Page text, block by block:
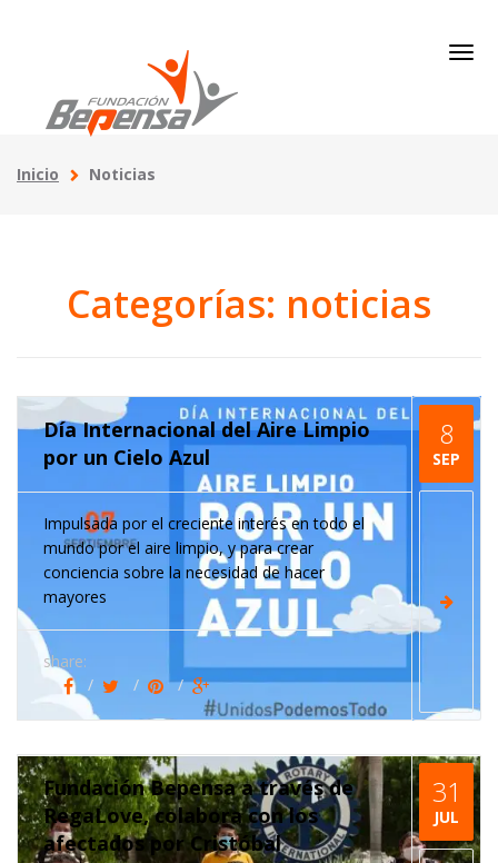
Inicio Noticias
Categorías: noticias
Día Internacional del Aire Limpio
por un Cielo Azul
Impulsada por el creciente interés en todo el
mundo por el aire limpio, y para crear
conciencia sobre la necesidad de hacer
mayores
share:
8
SEP
Fundación Bepensa a través de
RegaLove, colabora con los
afectados por Cristóbal
31
JUL